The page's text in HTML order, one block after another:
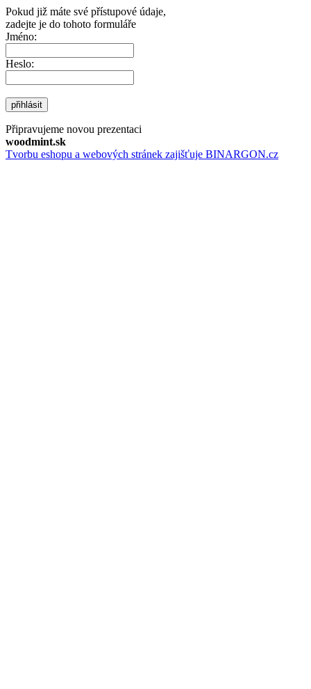
Pokud již máte své přístupové údaje,
zadejte je do tohoto formuláře
Jméno:
Heslo:
přihlásit
Připravujeme novou prezentaci
woodmint.sk
Tvorbu eshopu a webových stránek zajišťuje BINARGON.cz